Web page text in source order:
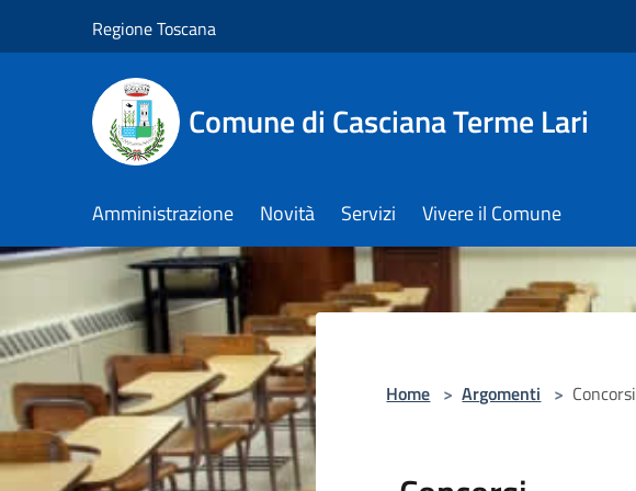
Regione Toscana
Comune di Casciana Terme Lari
Amministrazione Novità Servizi Vivere il Comune
Home > Argomenti > Concorsi